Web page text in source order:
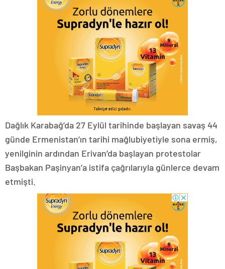
Dağlık Karabağ’da 27 Eylül tarihinde başlayan savaş 44
günde Ermenistan’ın tarihi mağlubiyetiyle sona ermiş,
yenilginin ardından Erivan’da başlayan protestolar
Başbakan Paşinyan’a istifa çağrılarıyla günlerce devam
etmişti.